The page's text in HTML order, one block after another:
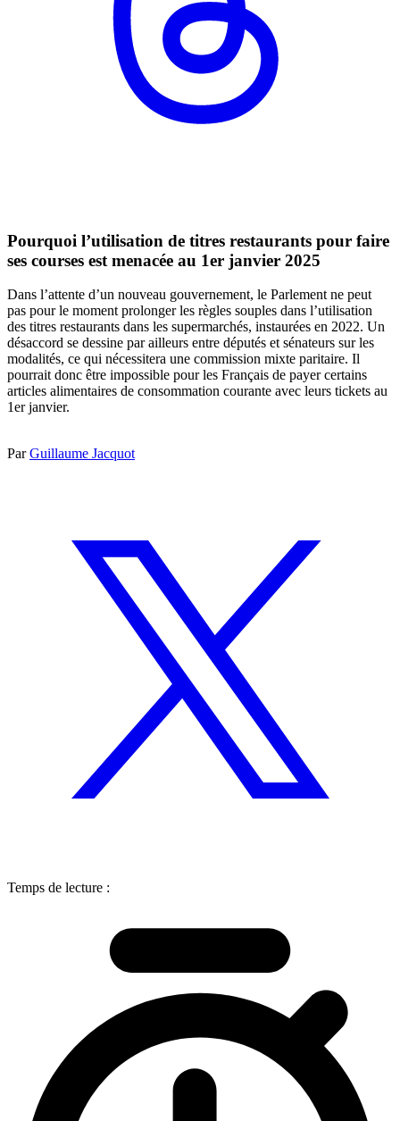
Pourquoi l’utilisation de titres restaurants pour faire
ses courses est menacée au 1er janvier 2025
Dans l’attente d’un nouveau gouvernement, le Parlement ne peut
pas pour le moment prolonger les règles souples dans l’utilisation
des titres restaurants dans les supermarchés, instaurées en 2022. Un
désaccord se dessine par ailleurs entre députés et sénateurs sur les
modalités, ce qui nécessitera une commission mixte paritaire. Il
pourrait donc être impossible pour les Français de payer certains
articles alimentaires de consommation courante avec leurs tickets au
1er janvier.
ParGuillaume Jacquot
Temps de lecture :